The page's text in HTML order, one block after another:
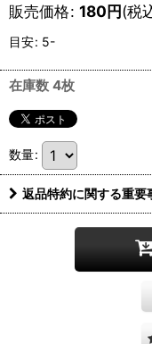
販売価格: 180円(税
目安: 5-
在庫数 4枚
数量:
返品特約に関する重要